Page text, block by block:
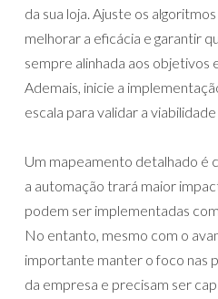
da sua loja. Ajuste os
melhorar a eficácia e garantir
sempre alinhada aos objetivos
Ademais, inicie a
escala para validar a
Um mapeamento detalhado é
a automação trará maior
podem ser implementadas
No entanto, mesmo com o
importante manter o foco nas
da empresa e precisam ser